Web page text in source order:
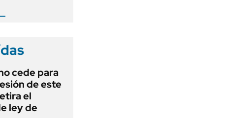
cede para
de este
el
ley de